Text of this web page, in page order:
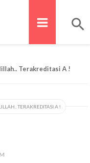
Terakreditasi A !
TERAKREDITASI A !